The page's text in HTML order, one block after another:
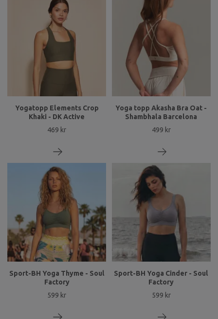
Yogatopp Elements Crop
Khaki - DK Active
469 kr
Yoga topp Akasha Bra Oat -
Shambhala Barcelona
499 kr
Sport-BH Yoga Thyme - Soul
Factory
599 kr
Sport-BH Yoga Cinder - Soul
Factory
599 kr